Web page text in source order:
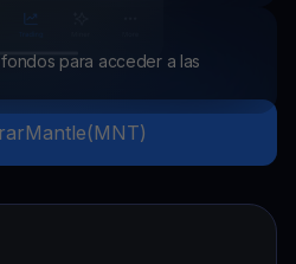
para acceder a las
Mantle(MNT)